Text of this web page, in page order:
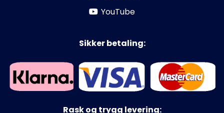
YouTube
Sikker betaling:
Rask og trygg levering: